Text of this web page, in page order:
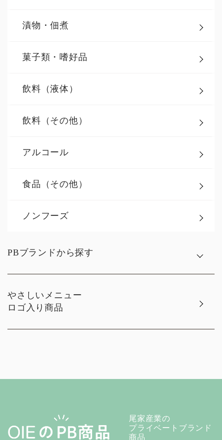
漬物・佃煮
菓子類・嗜好品
飲料（液体）
飲料（その他）
アルコール
食品（その他）
ノンフーズ
PBブランドから探す
やさしいメニュー
ロゴ入り商品
尾家産業の
プライベートブランド
商品